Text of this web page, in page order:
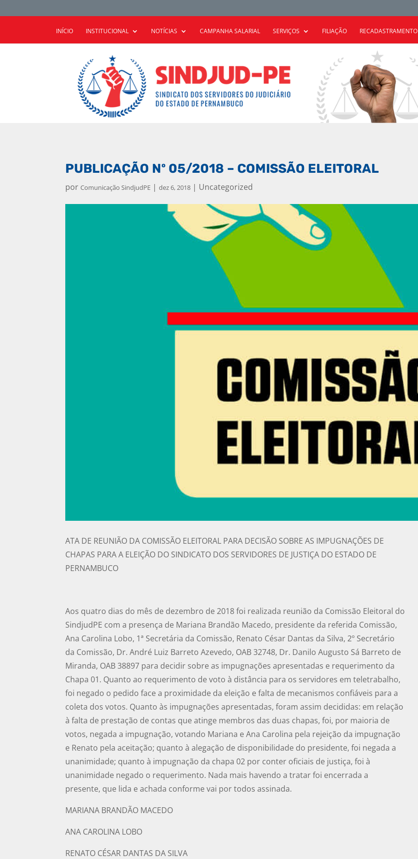
INÍCIO INSTITUCIONAL NOTÍCIAS CAMPANHA SALARIAL SERVIÇOS FILIAÇÃO RECADASTRAMENTO
PUBLICAÇÃO Nº 05/2018 – COMISSÃO ELEITORAL
porComunicação SindjudPE |dez 6, 2018 | Uncategorized
ATA DE REUNIÃO DA COMISSÃO ELEITORAL PARA DECISÃO SOBRE AS IMPUGNAÇÕES DE
CHAPAS PARA A ELEIÇÃO DO SINDICATO DOS SERVIDORES DE JUSTIÇA DO ESTADO DE
PERNAMBUCO
Aos quatro dias do mês de dezembro de 2018 foi realizada reunião da Comissão Eleitoral do
SindjudPE com a presença de Mariana Brandão Macedo, presidente da referida Comissão,
Ana Carolina Lobo, 1ª Secretária da Comissão, Renato César Dantas da Silva, 2º Secretário
da Comissão, Dr. André Luiz Barreto Azevedo, OAB 32748, Dr. Danilo Augusto Sá Barreto de
Miranda, OAB 38897 para decidir sobre as impugnações apresentadas e requerimento da
Chapa 01. Quanto ao requerimento de voto à distância para os servidores em teletrabalho,
foi negado o pedido face a proximidade da eleição e falta de mecanismos confiáveis para a
coleta dos votos. Quanto às impugnações apresentadas, foram assim decididas: em relação
à falta de prestação de contas que atinge membros das duas chapas, foi, por maioria de
votos, negada a impugnação, votando Mariana e Ana Carolina pela rejeição da impugnação
e Renato pela aceitação; quanto à alegação de disponibilidade do presidente, foi negada a
unanimidade; quanto à impugnação da chapa 02 por conter oficiais de justiça, foi à
unanimidade negado o requerimento. Nada mais havendo a tratar foi encerrada a
presente, que lida e achada conforme vai por todos assinada.
MARIANA BRANDÃO MACEDO
ANA CAROLINA LOBO
RENATO CÉSAR DANTAS DA SILVA